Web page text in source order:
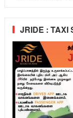
JRIDE : TAXI